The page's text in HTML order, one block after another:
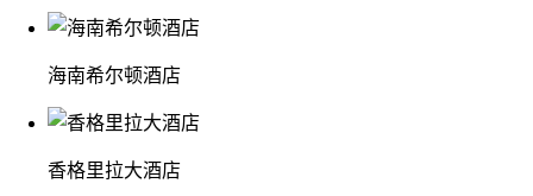
海南希尔顿酒店
香格里拉大酒店